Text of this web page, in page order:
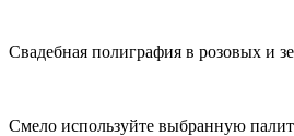
Свадебная полиграфия в розовых и
Смело используйте выбранную